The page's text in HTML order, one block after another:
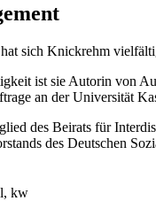
sich Knickrehm
ist sie Autorin von
an der Universität
des Beirats für
des Deutschen
kw